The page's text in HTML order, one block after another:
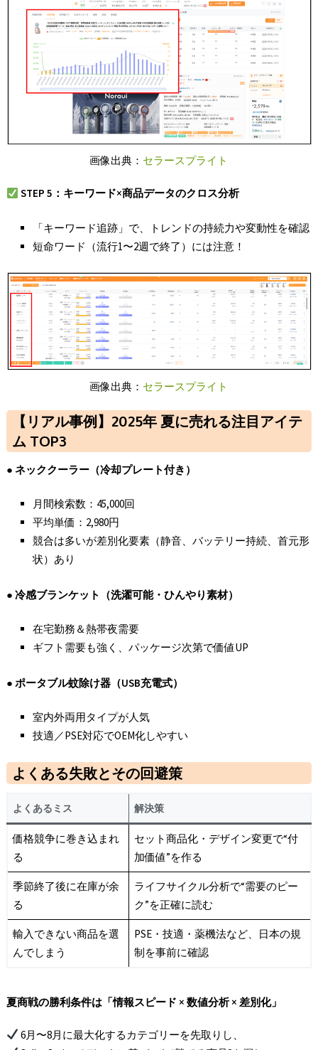
画像出典： セラースプライト
STEP 5 ：キーワード×商品データのクロス分析
「キーワード追跡」で、トレンドの持続力や変動性を確認
短命ワード（流行1〜2週で終了）には注意！
画像出典： セラースプライト
【リアル事例】2025年 夏に売れる注目アイテ
ム TOP3
● ネッククーラー（冷却プレート付き）
月間検索数：45,000回
平均単価：2,980円
競合は多いが差別化要素（静音、バッテリー持続、首元形
状）あり
● 冷感ブランケット（洗濯可能・ひんやり素材）
在宅勤務＆熱帯夜需要
ギフト需要も強く、パッケージ次第で価値UP
● ポータブル蚊除け器（USB充電式）
室内外両用タイプが人気
技適／PSE対応でOEM化しやすい
よくある失敗とその回避策
よくあるミス 解決策
価格競争に巻き込まれ
る
セット商品化・デザイン変更で“付
加価値”を作る
季節終了後に在庫が余
る
ライフサイクル分析で“需要のピー
ク”を正確に読む
輸入できない商品を選
んでしまう
PSE・技適・薬機法など、日本の規
制を事前に確認
夏商戦の勝利条件は「情報スピード × 数値分析 × 差別化」
6月〜8月に最大化するカテゴリーを先取りし、